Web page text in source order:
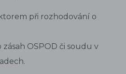
při rozhodování o
OSPOD či soudu v